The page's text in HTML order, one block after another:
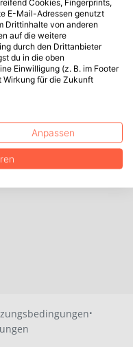
·
Cookies, Fingerprints,
E-Mail-Adressen genutzt
Drittinhalte von anderen
auf die weitere
durch den Drittanbieter
du in die oben
Einwilligung (z. B. im Footer
Wirkung für die Zukunft
Anpassen